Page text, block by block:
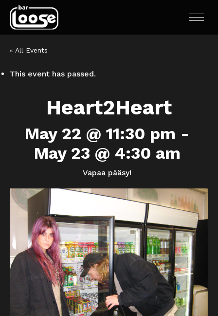
« All Events
This event has passed.
Heart2Heart
May 22 @ 11:30 pm -
May 23 @ 4:30 am
Vapaa pääsy!